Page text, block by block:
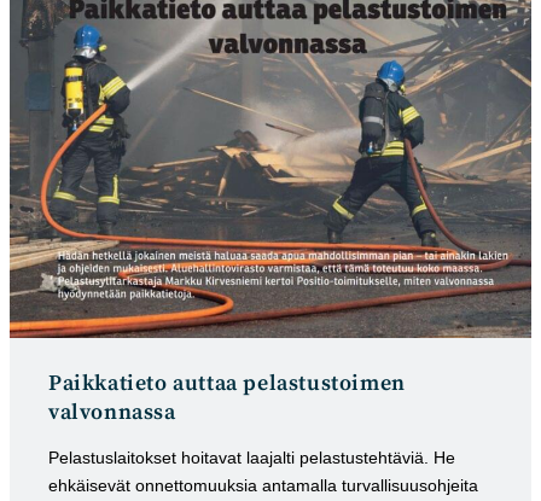
Paikkatieto auttaa pelastustoimen
valvonnassa
Pelastuslaitokset hoitavat laajalti pelastustehtäviä. He
ehkäisevät onnettomuuksia antamalla turvallisuusohjeita